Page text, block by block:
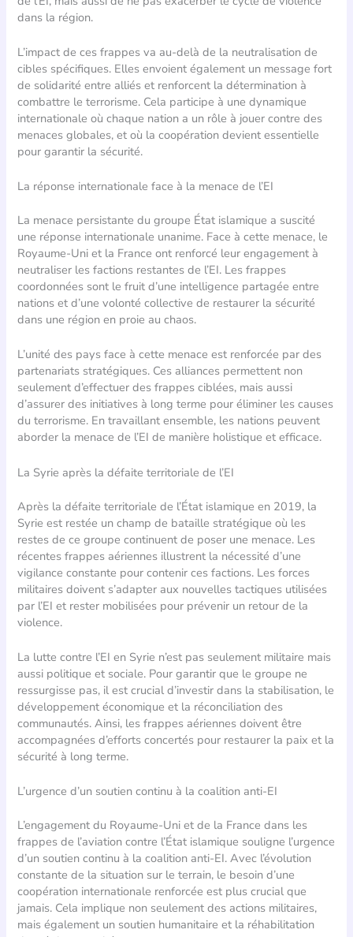
dans la région.
L’impact de ces frappes va au-delà de la neutralisation de
cibles spécifiques. Elles envoient également un message fort
de solidarité entre alliés et renforcent la détermination à
combattre le terrorisme. Cela participe à une dynamique
internationale où chaque nation a un rôle à jouer contre des
menaces globales, et où la coopération devient essentielle
pour garantir la sécurité.
La réponse internationale face à la menace de l’EI
La menace persistante du groupe État islamique a suscité
une réponse internationale unanime. Face à cette menace, le
Royaume-Uni et la France ont renforcé leur engagement à
neutraliser les factions restantes de l’EI. Les frappes
coordonnées sont le fruit d’une intelligence partagée entre
nations et d’une volonté collective de restaurer la sécurité
dans une région en proie au chaos.
L’unité des pays face à cette menace est renforcée par des
partenariats stratégiques. Ces alliances permettent non
seulement d’effectuer des frappes ciblées, mais aussi
d’assurer des initiatives à long terme pour éliminer les causes
du terrorisme. En travaillant ensemble, les nations peuvent
aborder la menace de l’EI de manière holistique et efficace.
La Syrie après la défaite territoriale de l’EI
Après la défaite territoriale de l’État islamique en 2019, la
Syrie est restée un champ de bataille stratégique où les
restes de ce groupe continuent de poser une menace. Les
récentes frappes aériennes illustrent la nécessité d’une
vigilance constante pour contenir ces factions. Les forces
militaires doivent s’adapter aux nouvelles tactiques utilisées
par l’EI et rester mobilisées pour prévenir un retour de la
violence.
La lutte contre l’EI en Syrie n’est pas seulement militaire mais
aussi politique et sociale. Pour garantir que le groupe ne
ressurgisse pas, il est crucial d’investir dans la stabilisation, le
développement économique et la réconciliation des
communautés. Ainsi, les frappes aériennes doivent être
accompagnées d’efforts concertés pour restaurer la paix et la
sécurité à long terme.
L’urgence d’un soutien continu à la coalition anti-EI
L’engagement du Royaume-Uni et de la France dans les
frappes de l’aviation contre l’État islamique souligne l’urgence
d’un soutien continu à la coalition anti-EI. Avec l’évolution
constante de la situation sur le terrain, le besoin d’une
coopération internationale renforcée est plus crucial que
jamais. Cela implique non seulement des actions militaires,
mais également un soutien humanitaire et la réhabilitation